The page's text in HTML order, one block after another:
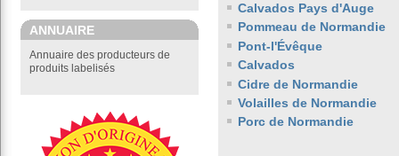
ANNUAIRE
Annuaire des producteurs de
produits labelisés
Calvados Pays d'Auge
Pommeau de Normandie
Pont-l'Évêque
Calvados
Cidre de Normandie
Volailles de Normandie
Porc de Normandie